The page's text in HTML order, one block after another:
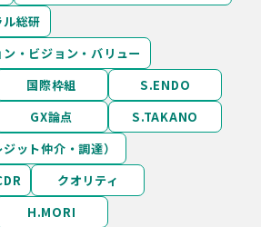
総研
・ビジョン・バリュー
国際枠組
S.ENDO
GX論点
S.TAKANO
ット仲介・調達）
クオリティ
H.MORI